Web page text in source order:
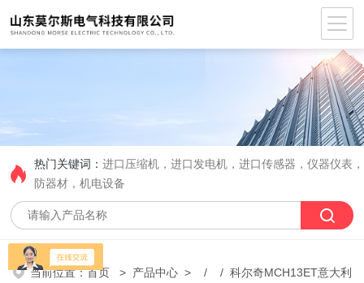
热门关键词：进口压缩机，进口发电机，进口传感器，仪器仪表
防器材，机电设备
当前位置：首页 > 产品中心 > / / 科尔奇MCH13ET意大利